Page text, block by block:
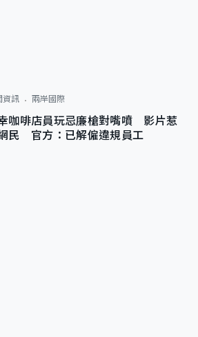
資訊 兩岸國際
咖啡店員玩忌廉槍對嘴噴 影片惹
民 官方：已解僱違規員工